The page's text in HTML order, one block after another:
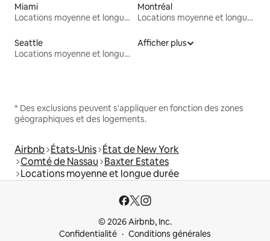
Miami
Locations moyenne et longue durée
Montréal
Locations moyenne et longue durée
Seattle
Locations moyenne et longue durée
Afficher plus
* Des exclusions peuvent s'appliquer en fonction des zones
géographiques et des logements.
Airbnb États-Unis État de New York
Comté de Nassau Baxter Estates
Locations moyenne et longue durée
© 2026 Airbnb, Inc.
Confidentialité
Conditions générales